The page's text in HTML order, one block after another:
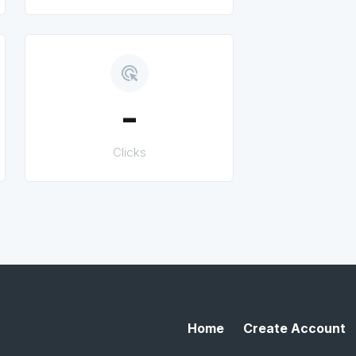
ads_click
-
Clicks
Home Create Account